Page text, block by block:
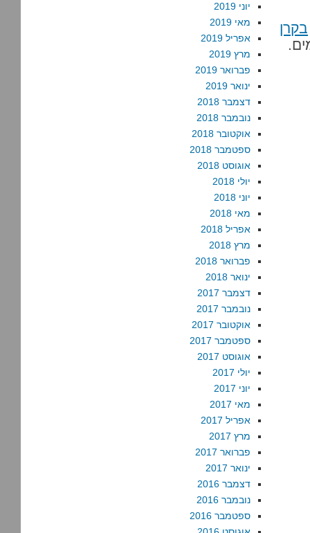
בקרן
יוני 2019
מאי 2019
אפריל 2019
מרץ 2019
פברואר 2019
ינואר 2019
דצמבר 2018
נובמבר 2018
אוקטובר 2018
ספטמבר 2018
אוגוסט 2018
יולי 2018
יוני 2018
מאי 2018
אפריל 2018
מרץ 2018
פברואר 2018
ינואר 2018
דצמבר 2017
נובמבר 2017
אוקטובר 2017
ספטמבר 2017
אוגוסט 2017
יולי 2017
יוני 2017
מאי 2017
אפריל 2017
מרץ 2017
פברואר 2017
ינואר 2017
דצמבר 2016
נובמבר 2016
ספטמבר 2016